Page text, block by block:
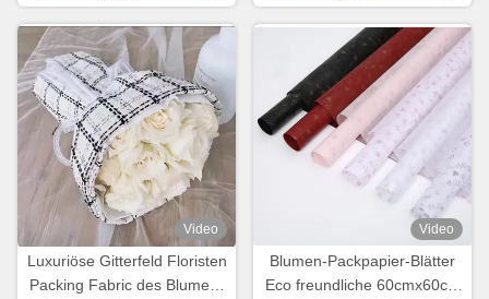
Video
Luxuriöse Gitterfeld Floristen
Packing Fabric des Blumen-
Video
Blumen-Packpapier-Blätter
Eco freundliche 60cmx60cm